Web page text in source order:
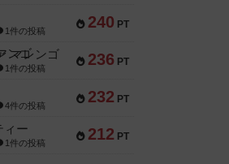
240 PT
1件の投稿
236 PT
マレンゴ
1件の投稿
232 PT
4件の投稿
212 PT
ィー
1件の投稿